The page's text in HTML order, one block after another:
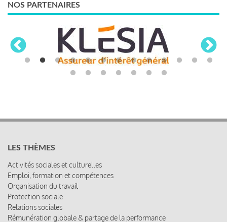
NOS PARTENAIRES
LES THÈMES
Activités sociales et culturelles
Emploi, formation et compétences
Organisation du travail
Protection sociale
Relations sociales
Rémunération globale & partage de la performance